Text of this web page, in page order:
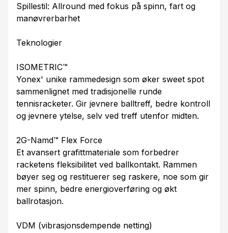
Spillestil: Allround med fokus på spinn, fart og
manøvrerbarhet
Teknologier
ISOMETRIC™
Yonex' unike rammedesign som øker sweet spot
sammenlignet med tradisjonelle runde
tennisracketer. Gir jevnere balltreff, bedre kontroll
og jevnere ytelse, selv ved treff utenfor midten.
2G-Namd™ Flex Force
Et avansert grafittmateriale som forbedrer
racketens fleksibilitet ved ballkontakt. Rammen
bøyer seg og restituerer seg raskere, noe som gir
mer spinn, bedre energioverføring og økt
ballrotasjon.
VDM (vibrasjonsdempende netting)